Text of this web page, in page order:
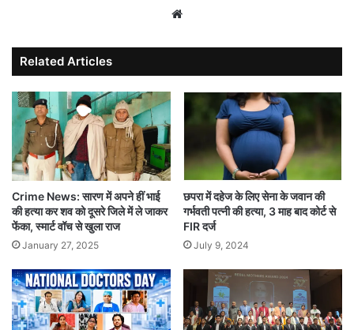
Related Articles
Crime News: सारण में अपने हीं भाई
की हत्या कर शव को दूसरे जिले में ले जाकर
फेंका, स्मार्ट वॉच से खुला राज
January 27, 2025
छपरा में दहेज के लिए सेना के जवान की
गर्भवती पत्नी की हत्या, 3 माह बाद कोर्ट से
FIR दर्ज
July 9, 2024